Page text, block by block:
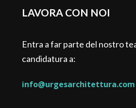
LAVORA CON NOI
Entra a far parte del nostro
candidatura a:
info@urgesarchitettura.com